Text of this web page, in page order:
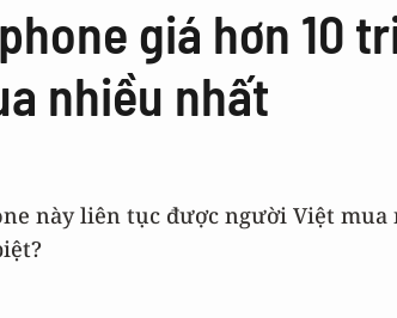
giá hơn 10
nhiều nhất
này liên tục được người Việt